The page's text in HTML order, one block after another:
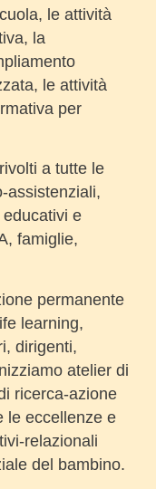
le attività
la
le attività
per
a tutte le
assistenziali,
e
famiglie,
permanente
learning,
dirigenti,
atelier di
ricerca-azione
le eccellenze e
relazionali
del bambino.